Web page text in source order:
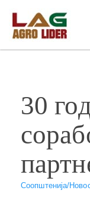
main
content
30
Соопштенија/